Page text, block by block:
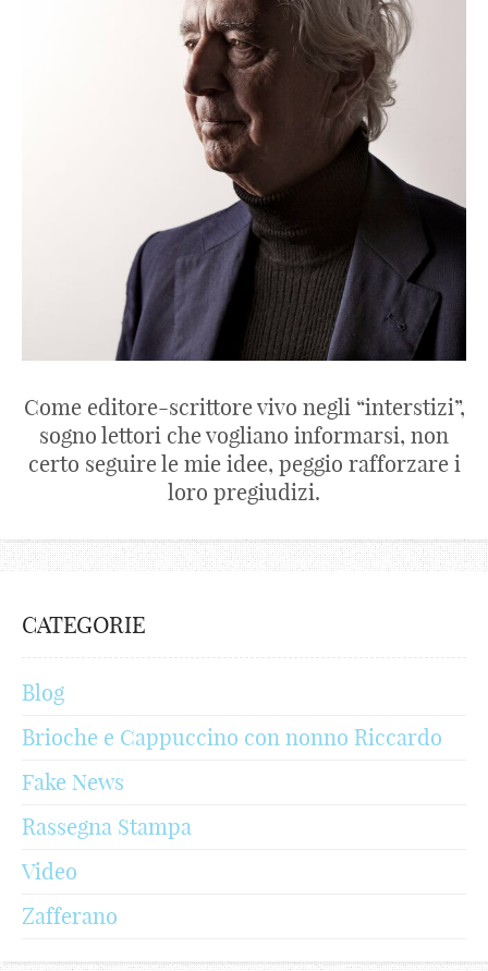
Come editore-scrittore vivo negli “interstizi”,
sogno lettori che vogliano informarsi, non
certo seguire le mie idee, peggio rafforzare i
loro pregiudizi.
CATEGORIE
Blog
Brioche e Cappuccino con nonno Riccardo
Fake News
Rassegna Stampa
Video
Zafferano